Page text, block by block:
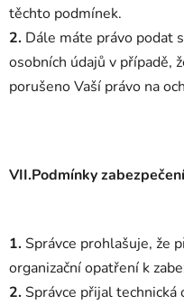
těchto podmínek.
2. Dále máte právo podat
osobních údajů v případě,
porušeno Vaší právo na
VII.Podmínky
1. Správce prohlašuje, že
organizační opatření k
2. Správce přijal technická